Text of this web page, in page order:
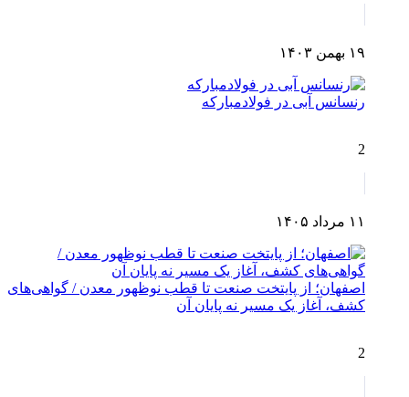
۱۹ بهمن ۱۴۰۳
رنسانس آبی در فولادمبارکه
2
۱۱ مرداد ۱۴۰۵
اصفهان؛ از پایتخت صنعت تا قطب نوظهور معدن / گواهی‌های
کشف، آغاز یک مسیر نه پایان آن
2